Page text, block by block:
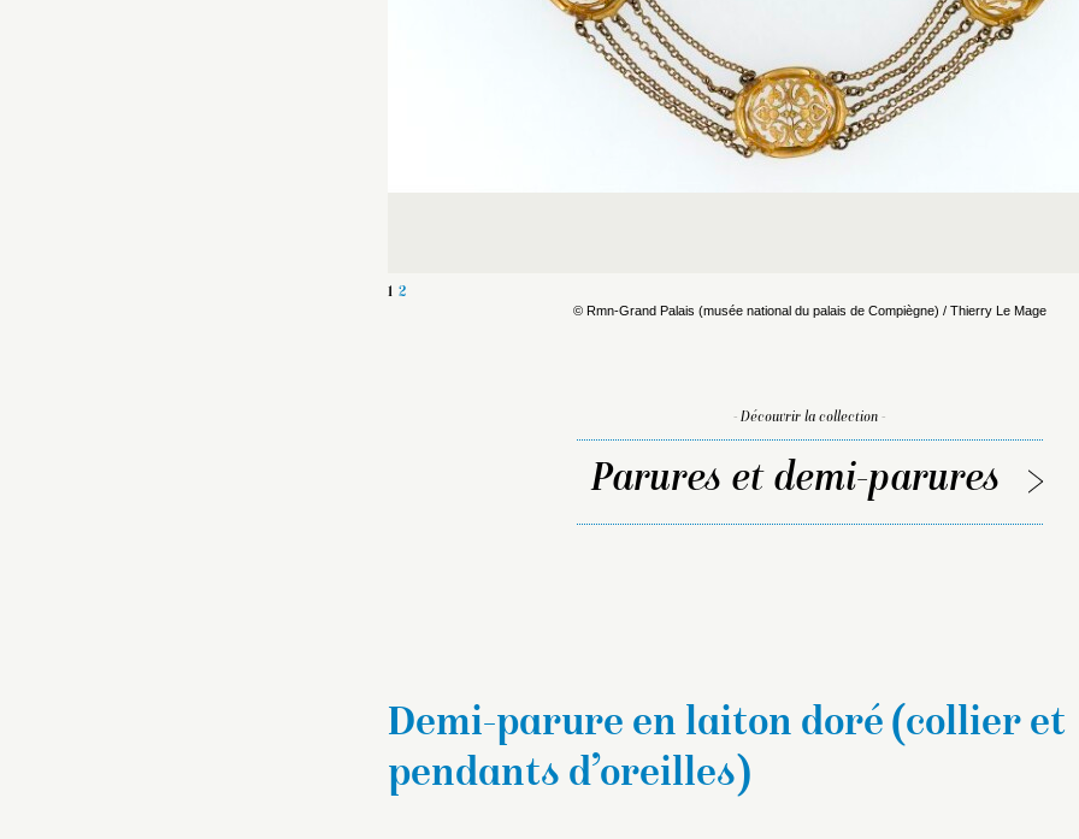
© Rmn-Grand Palais (musée national du palais de Compiègne) / Thierry Le Mage
1 2
- Découvrir la collection -
Parures et demi-parures
Demi-parure en laiton doré (collier et
pendants d’oreilles)